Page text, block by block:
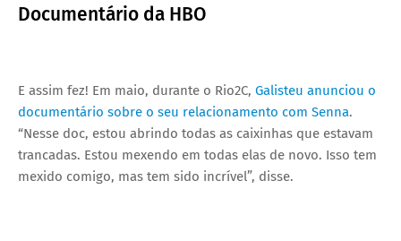
Documentário da HBO
E assim fez! Em maio, durante o Rio2C, Galisteu anunciou o
documentário sobre o seu relacionamento com Senna.
“Nesse doc, estou abrindo todas as caixinhas que estavam
trancadas. Estou mexendo em todas elas de novo. Isso tem
mexido comigo, mas tem sido incrível”, disse.